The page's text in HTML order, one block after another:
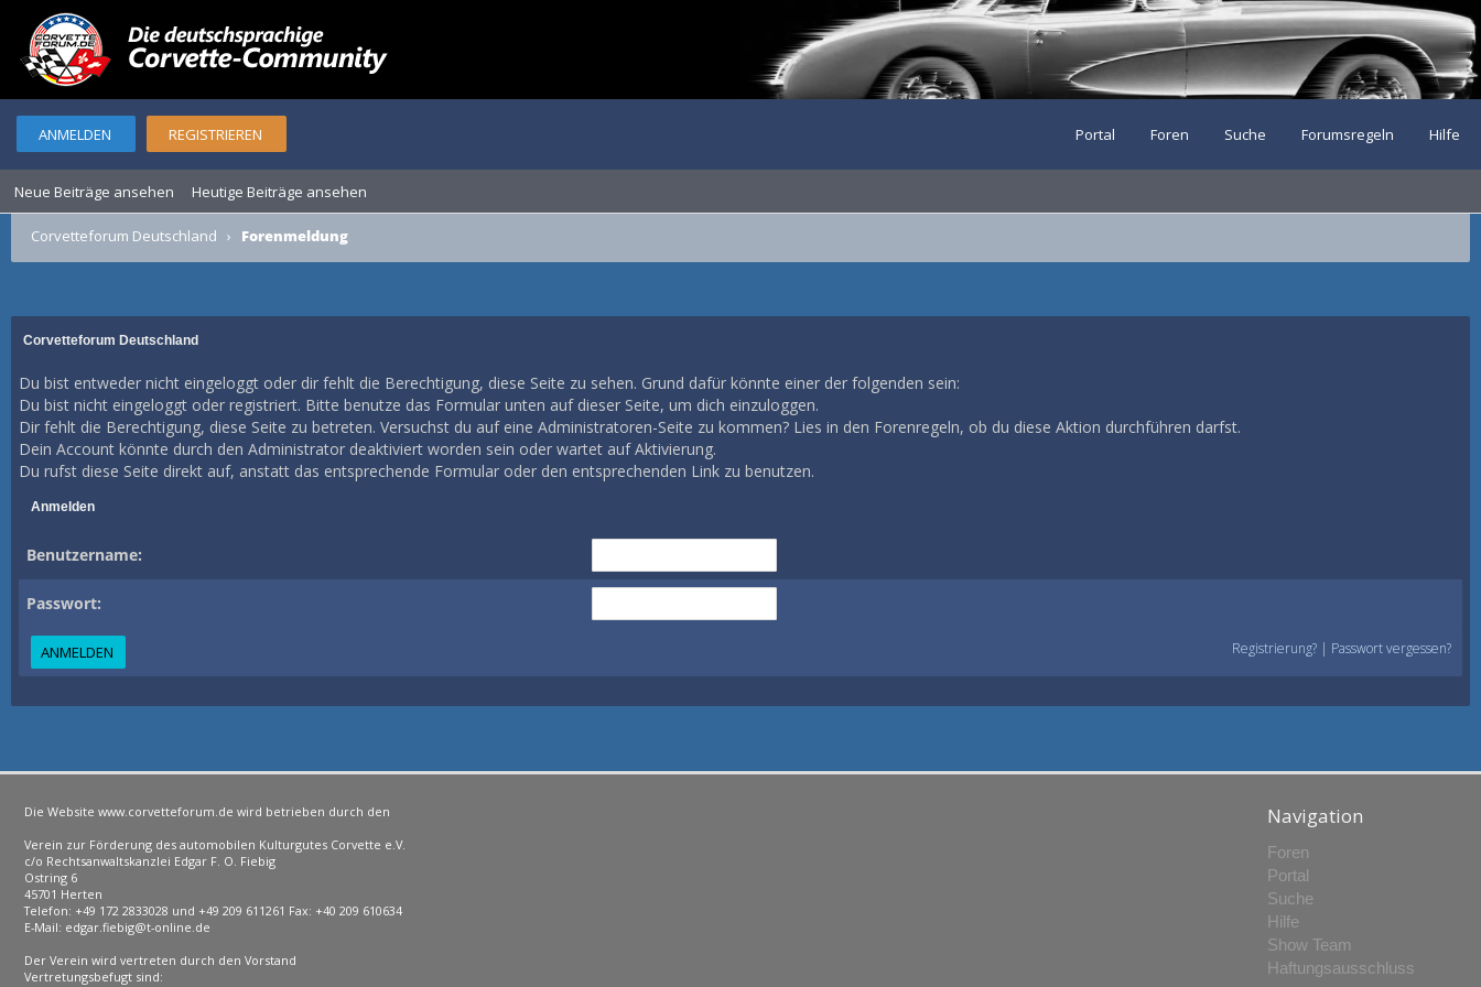
ANMELDEN REGISTRIEREN Portal Foren Suche Forumsregeln Hilfe
Neue Beiträge ansehen Heutige Beiträge ansehen
Corvetteforum Deutschland › Forenmeldung
Corvetteforum Deutschland
Du bist entweder nicht eingeloggt oder dir fehlt die Berechtigung, diese Seite zu sehen. Grund dafür könnte einer der folgenden sein:
Du bist nicht eingeloggt oder registriert. Bitte benutze das Formular unten auf dieser Seite, um dich einzuloggen.
Dir fehlt die Berechtigung, diese Seite zu betreten. Versuchst du auf eine Administratoren-Seite zu kommen? Lies in den Forenregeln, ob du diese Aktion durchführen darfst.
Dein Account könnte durch den Administrator deaktiviert worden sein oder wartet auf Aktivierung.
Du rufst diese Seite direkt auf, anstatt das entsprechende Formular oder den entsprechenden Link zu benutzen.
Anmelden
Benutzername:
Passwort:
Registrierung? | Passwort vergessen?
Navigation
Foren
Portal
Suche
Hilfe
Show Team
Haftungsausschluss
Die Website www.corvetteforum.de wird betrieben durch den
Verein zur Förderung des automobilen Kulturgutes Corvette e.V.
c/o Rechtsanwaltskanzlei Edgar F. O. Fiebig
Ostring 6
45701 Herten
Telefon: +49 172 2833028 und +49 209 611261 Fax: +40 209 610634
E-Mail: edgar.fiebig@t-online.de
Der Verein wird vertreten durch den Vorstand
Vertretungsbefugt sind: